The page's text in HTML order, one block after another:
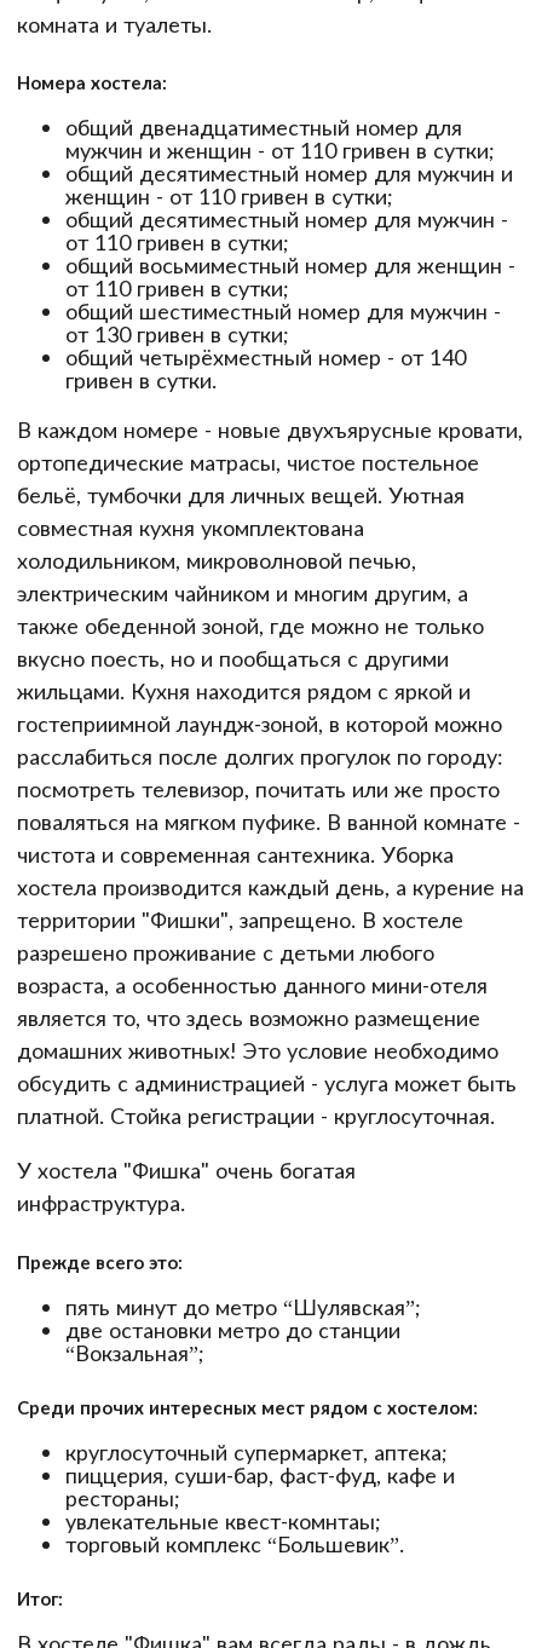
комната и туалеты.
Номера хостела:
общий двенадцатиместный номер для
мужчин и женщин - от 110 гривен в сутки;
общий десятиместный номер для мужчин и
женщин - от 110 гривен в сутки;
общий десятиместный номер для мужчин -
от 110 гривен в сутки;
общий восьмиместный номер для женщин -
от 110 гривен в сутки;
общий шестиместный номер для мужчин -
от 130 гривен в сутки;
общий четырёхместный номер - от 140
гривен в сутки.
В каждом номере - новые двухъярусные кровати,
ортопедические матрасы, чистое постельное
бельё, тумбочки для личных вещей. Уютная
совместная кухня укомплектована
холодильником, микроволновой печью,
электрическим чайником и многим другим, а
также обеденной зоной, где можно не только
вкусно поесть, но и пообщаться с другими
жильцами. Кухня находится рядом с яркой и
гостеприимной лаундж-зоной, в которой можно
расслабиться после долгих прогулок по городу:
посмотреть телевизор, почитать или же просто
поваляться на мягком пуфике. В ванной комнате -
чистота и современная сантехника. Уборка
хостела производится каждый день, а курение на
территории "Фишки", запрещено. В хостеле
разрешено проживание с детьми любого
возраста, а особенностью данного мини-отеля
является то, что здесь возможно размещение
домашних животных! Это условие необходимо
обсудить с администрацией - услуга может быть
платной. Стойка регистрации - круглосуточная.
У хостела "Фишка" очень богатая
инфраструктура.
Прежде всего это:
пять минут до метро “Шулявская”;
две остановки метро до станции
“Вокзальная”;
Среди прочих интересных мест рядом с хостелом:
круглосуточный супермаркет, аптека;
пиццерия, суши-бар, фаст-фуд, кафе и
рестораны;
увлекательные квест-комнтаы;
торговый комплекс “Большевик”.
Итог: